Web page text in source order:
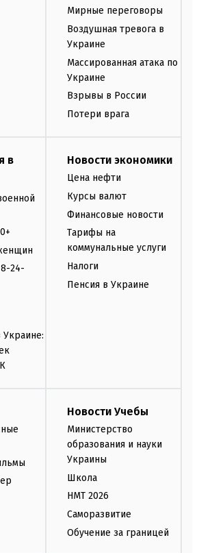
Мирные переговоры
Воздушная тревога в
Украине
Массированная атака по
Украине
Взрывы в России
Потери врага
в
24-
Новости экономики
Цена нефти
Курсы валют
Финансовые новости
Тарифы на
коммунальные услуги
Налоги
Пенсия в Украине
Новости Учебы
Министерство
образования и науки
Украины
Школа
НМТ 2026
Саморазвитие
Обучение за границей